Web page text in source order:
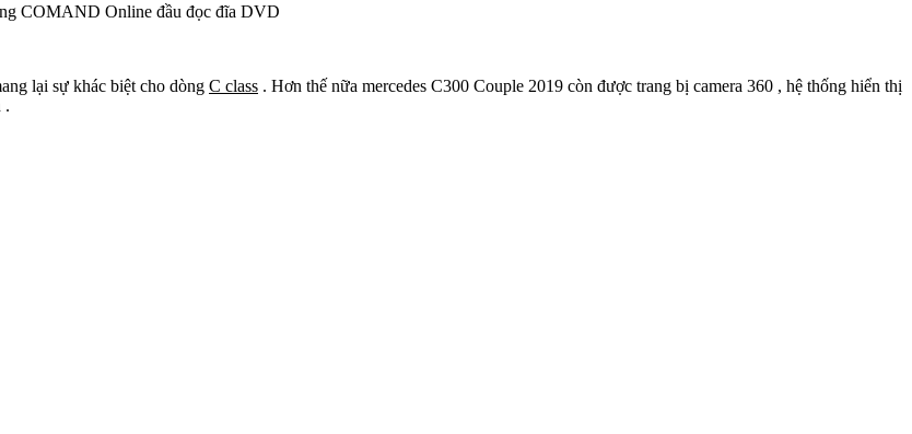
COMAND Online đầu đọc đĩa DVD
lại sự khác biệt cho dòng C class . Hơn thế nữa mercedes C300 Couple 2019 còn được trang bị camera 360 , hệ thống hiển thị
.